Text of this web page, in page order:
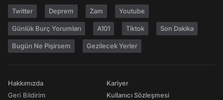
Twitter Deprem Zam Youtube
Günlük Burç Yorumları A101 Tiktok Son Dakika
Bugün Ne Pişirsem Gezilecek Yerler
Hakkımızda
Geri Bildirim
Kariyer
Kullanıcı Sözleşmesi